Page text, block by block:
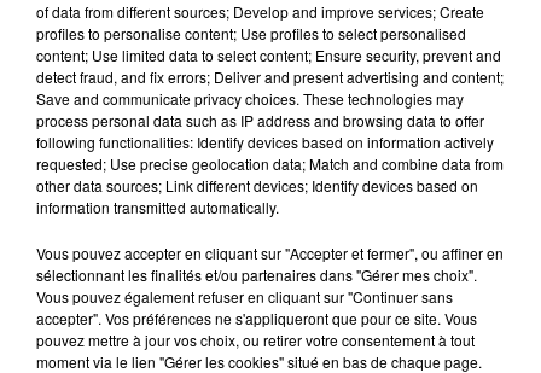
Horoscope du 26-08-2022 à 05h.
of data from different sources; Develop and improve services; Create
profiles to personalise content; Use profiles to select personalised
content; Use limited data to select content; Ensure security, prevent and
detect fraud, and fix errors; Deliver and present advertising and content;
Save and communicate privacy choices. These technologies may
process personal data such as IP address and browsing data to offer
following functionalities: Identify devices based on information actively
requested; Use precise geolocation data; Match and combine data from
other data sources; Link different devices; Identify devices based on
information transmitted automatically.
Vous pouvez accepter en cliquant sur "Accepter et fermer", ou affiner en
sélectionnant les finalités et/ou partenaires dans "Gérer mes choix".
Vous pouvez également refuser en cliquant sur "Continuer sans
accepter". Vos préférences ne s'appliqueront que pour ce site. Vous
pouvez mettre à jour vos choix, ou retirer votre consentement à tout
moment via le lien "Gérer les cookies" situé en bas de chaque page.